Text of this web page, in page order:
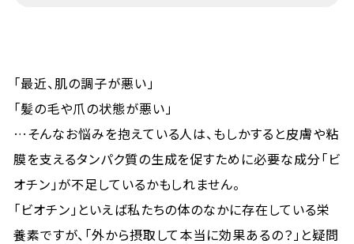
「最近、肌の調子が悪い」
「髪の毛や爪の状態が悪い」
…そんなお悩みを抱えている人は、もしかすると皮膚や粘
膜を支えるタンパク質の生成を促すために必要な成分「ビ
オチン」が不足しているかもしれません。
「ビオチン」といえば私たちの体のなかに存在している栄
養素ですが、「外から摂取して本当に効果あるの？」と疑問